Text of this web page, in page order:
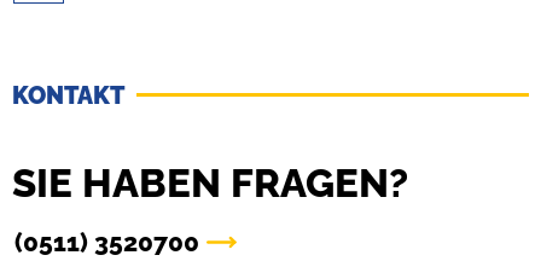
KONTAKT
SIE HABEN FRAGEN?
(0511) 3520700